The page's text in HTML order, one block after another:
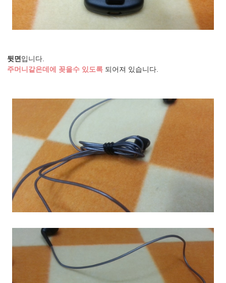
뒷면 입니다.
주머니같은데에 꽂을수 있도록 되어져 있습니다.